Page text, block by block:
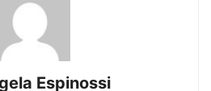
Espinossi